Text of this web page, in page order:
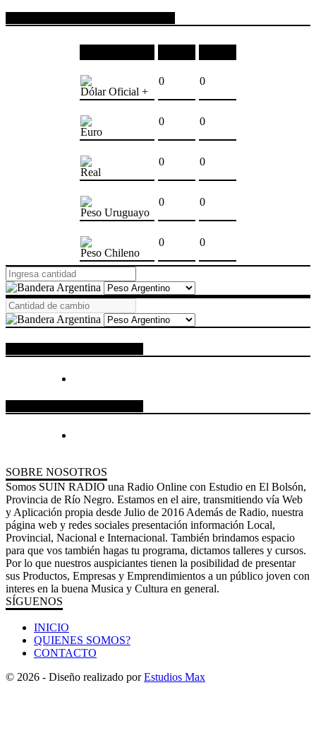
Dólar Oficial +
0 0
Euro
0 0
Real
0 0
Peso Uruguayo
0 0
Peso Chileno
0 0
SOBRE NOSOTROS
Somos SUIN RADIO una Radio Online con Estudio en El Bolsón,
Provincia de Río Negro. Estamos en el aire, transmitiendo vía Web
y Aplicación propia desde Julio de 2016 Además de Radio, nuestra
página web y redes sociales presentación información Local,
Provincial, Nacional e Internacional. También brindamos espacio
para que vos también hagas tu programa, dictamos talleres y cursos.
Por lo que nuestros auspiciantes tienen la posibilidad de presentar
sus Productos, Empresas y Emprendimientos a un público joven con
interes en la buena Musica y Cultura en general.
SÍGUENOS
INICIO
QUIENES SOMOS?
CONTACTO
© 2026 - Diseño realizado porEstudios Max